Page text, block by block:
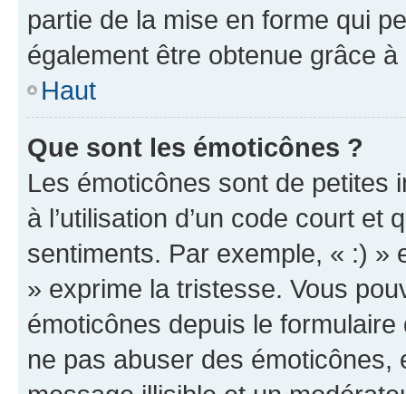
partie de la mise en forme qui
également être obtenue grâce à
Haut
Que sont les émoticônes ?
Les émoticônes sont de petites
à l’utilisation d’un code court et
sentiments. Par exemple, « :) »
» exprime la tristesse. Vous
émoticônes depuis le
ne pas abuser des